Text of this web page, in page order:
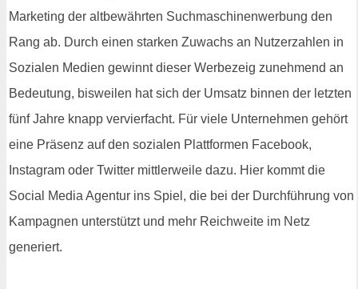
Marketing der altbewährten Suchmaschinenwerbung den
Rang ab. Durch einen starken Zuwachs an Nutzerzahlen in
Sozialen Medien gewinnt dieser Werbezeig zunehmend an
Bedeutung, bisweilen hat sich der Umsatz binnen der letzten
fünf Jahre knapp vervierfacht. Für viele Unternehmen gehört
eine Präsenz auf den sozialen Plattformen Facebook,
Instagram oder Twitter mittlerweile dazu. Hier kommt die
Social Media Agentur ins Spiel, die bei der Durchführung von
Kampagnen unterstützt und mehr Reichweite im Netz
generiert.